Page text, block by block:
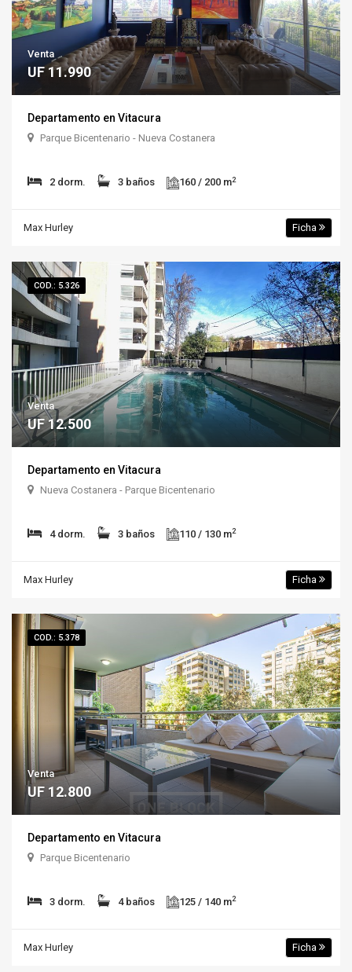
Venta
UF 11.990
Departamento en Vitacura
Parque Bicentenario - Nueva Costanera
2 dorm. 3 baños 160 / 200 m2
Max Hurley Ficha
COD.: 5.326
Venta
UF 12.500
Departamento en Vitacura
Nueva Costanera - Parque Bicentenario
4 dorm. 3 baños 110 / 130 m2
Max Hurley Ficha
COD.: 5.378
Venta
UF 12.800
Departamento en Vitacura
Parque Bicentenario
3 dorm. 4 baños 125 / 140 m2
Max Hurley Ficha